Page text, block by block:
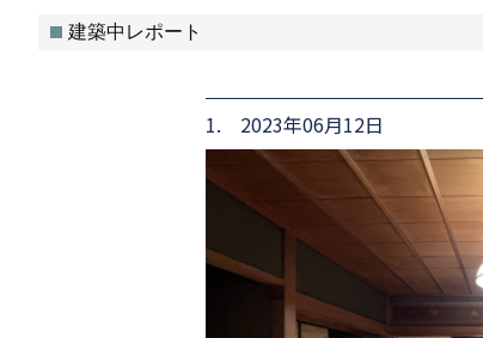
建築中レポート
1. 2023年06月12日